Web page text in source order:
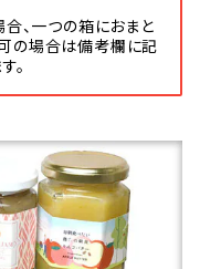
、一つの箱におまと
の場合は備考欄に記
。